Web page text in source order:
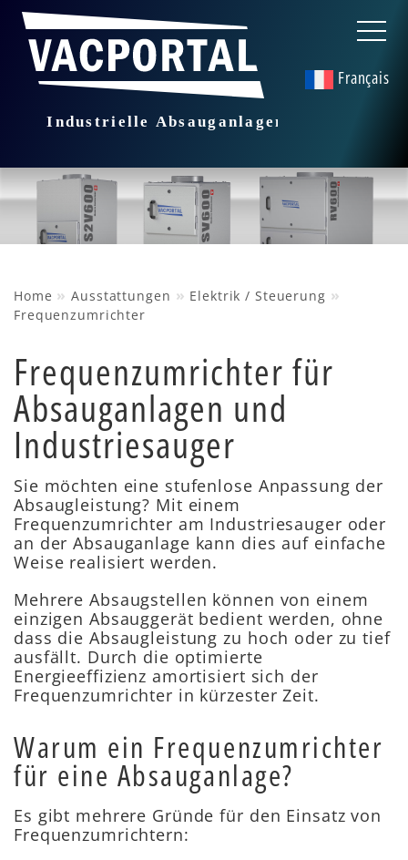
Français
Home »Ausstattungen » Elektrik / Steuerung »
Frequenzumrichter
Frequenzumrichter für
Absauganlagen und
Industriesauger
Sie möchten eine stufenlose Anpassung der
Absaugleistung? Mit einem
Frequenzumrichter am Industriesauger oder
an der Absauganlage kann dies auf einfache
Weise realisiert werden.
Mehrere Absaugstellen können von einem
einzigen Absauggerät bedient werden, ohne
dass die Absaugleistung zu hoch oder zu tief
ausfällt. Durch die optimierte
Energieeffizienz amortisiert sich der
Frequenzumrichter in kürzester Zeit.
Warum ein Frequenzumrichter
für eine Absauganlage?
Es gibt mehrere Gründe für den Einsatz von
Frequenzumrichtern: